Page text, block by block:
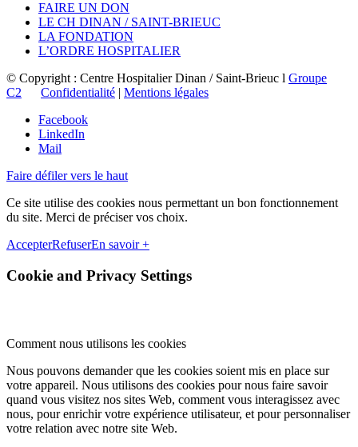
FAIRE UN DON
LE CH DINAN / SAINT-BRIEUC
LA FONDATION
L’ORDRE HOSPITALIER
© Copyright : Centre Hospitalier Dinan / Saint-Brieuc l Groupe
C2
Confidentialité | Mentions légales
Facebook
LinkedIn
Mail
Faire défiler vers le haut
Ce site utilise des cookies nous permettant un bon fonctionnement
du site. Merci de préciser vos choix.
AccepterRefuserEn savoir +
Cookie and Privacy Settings
Comment nous utilisons les cookies
Nous pouvons demander que les cookies soient mis en place sur
votre appareil. Nous utilisons des cookies pour nous faire savoir
quand vous visitez nos sites Web, comment vous interagissez avec
nous, pour enrichir votre expérience utilisateur, et pour personnaliser
votre relation avec notre site Web.